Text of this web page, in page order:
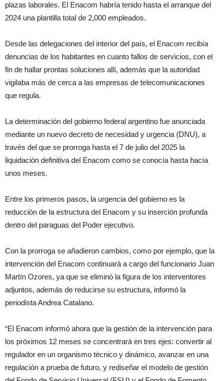
plazas laborales. El Enacom habría tenido hasta el arranque del
2024 una plantilla total de 2,000 empleados.
Desde las delegaciones del interior del país, el Enacom recibía
denuncias de los habitantes en cuanto fallos de servicios, con el
fin de hallar prontas soluciones allí, además que la autoridad
vigilaba más de cerca a las empresas de telecomunicaciones
que regula.
La determinación del gobierno federal argentino fue anunciada
mediante un nuevo decreto de necesidad y urgencia (DNU), a
través del que se prorroga hasta el 7 de julio del 2025 la
liquidación definitiva del Enacom como se conocía hasta hacía
unos meses.
Entre los primeros pasos, la urgencia del gobierno es la
reducción de la estructura del Enacom y su inserción profunda
dentro del paraguas del Poder ejecutivo.
Con la prorroga se añadieron cambios, como por ejemplo, que la
intervención del Enacom continuará a cargo del funcionario Juan
Martín Ozores, ya que se eliminó la figura de los interventores
adjuntos, además de reducirse su estructura, informó la
periodista Andrea Catalano.
“El Enacom informó ahora que la gestión de la intervención para
los próximos 12 meses se concentrará en tres ejes: convertir al
regulador en un organismo técnico y dinámico, avanzar en una
regulación a prueba de futuro, y rediseñar el modelo de gestión